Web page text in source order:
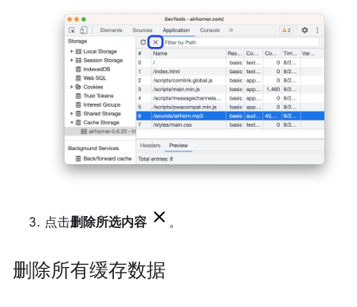
点击删除所选内容 。
删除所有缓存数据